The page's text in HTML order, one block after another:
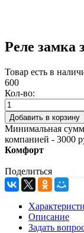
Реле замка
Товар есть в
600
Кол-во:
Минимальная
компанией - 3000
Комфорт
Поделиться
Описание
Задать